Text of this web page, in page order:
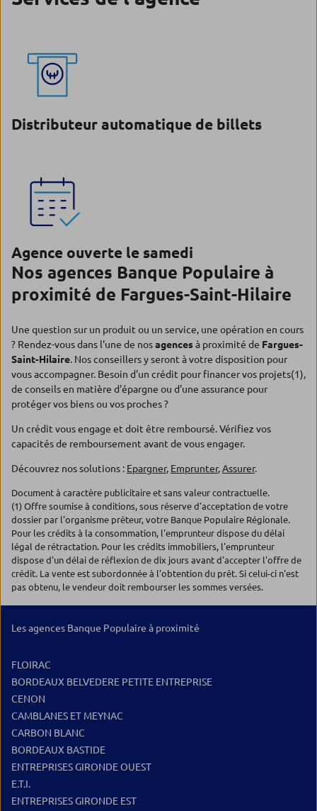
Distributeur automatique de billets
Agence ouverte le samedi
Nos agences Banque Populaire à
proximité de Fargues-Saint-Hilaire
Une question sur un produit ou un service, une opération en cours
? Rendez-vous dans l'une de nosagencesà proximité de Fargues-
Saint-Hilaire. Nos conseillers y seront à votre disposition pour
vous accompagner. Besoin d'un crédit pour financer vos projets(1),
de conseils en matière d'épargne ou d'une assurance pour
protéger vos biens ou vos proches ?
Un crédit vous engage et doit être remboursé. Vérifiez vos
capacités de remboursement avant de vous engager.
Découvrez nos solutions : Epargner, Emprunter,Assurer.
Document à caractère publicitaire et sans valeur contractuelle.
(1) Offre soumise à conditions, sous réserve d'acceptation de votre
dossier par l'organisme prêteur, votre Banque Populaire Régionale.
Pour les crédits à la consommation, l'emprunteur dispose du délai
légal de rétractation. Pour les crédits immobiliers, l'emprunteur
dispose d'un délai de réflexion de dix jours avant d'accepter l'offre de
crédit. La vente est subordonnée à l'obtention du prêt. Si celui-ci n'est
pas obtenu, le vendeur doit rembourser les sommes versées.
Les agences Banque Populaire à proximité
FLOIRAC
BORDEAUX BELVEDERE PETITE ENTREPRISE
CENON
CAMBLANES ET MEYNAC
CARBON BLANC
BORDEAUX BASTIDE
ENTREPRISES GIRONDE OUEST
E.T.I.
ENTREPRISES GIRONDE EST